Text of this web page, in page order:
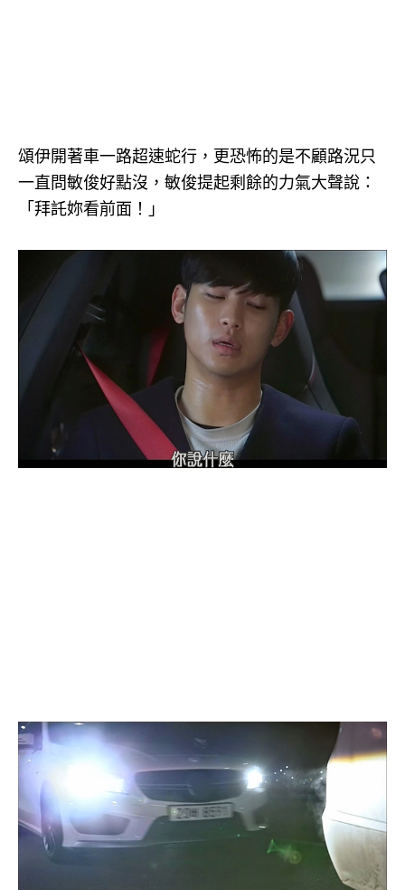
頌伊開著車一路超速蛇行，更恐怖的是不顧路況只
一直問敏俊好點沒，敏俊提起剩餘的力氣大聲說：
「拜託妳看前面！」